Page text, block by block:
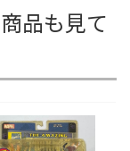
品も見て